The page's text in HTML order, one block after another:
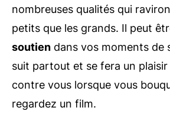
nombreuses qualités qui
petits que les grands. Il peut
soutien dans vos moments de
suit partout et se fera un
contre vous lorsque vous
regardez un film.